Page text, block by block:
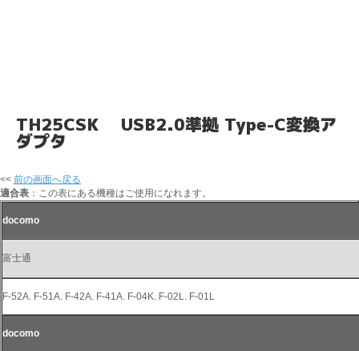
TH25CSK USB2.0準拠 Type-C変換ア
ダプタ
<< 前の画面へ戻る
適合表 ：この表にある機種はご使用になれます。
docomo
富士通
F-52A. F-51A. F-42A. F-41A. F-04K. F-02L. F-01L
docomo